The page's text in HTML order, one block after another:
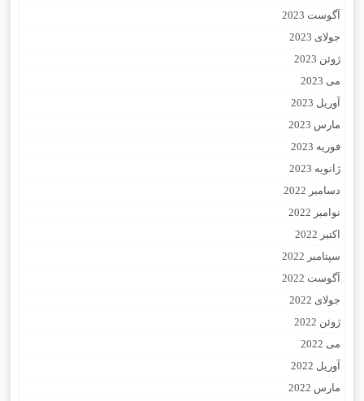
آگوست 2023
جولای 2023
ژوئن 2023
می 2023
آوریل 2023
مارس 2023
فوریه 2023
ژانویه 2023
دسامبر 2022
نوامبر 2022
اکتبر 2022
سپتامبر 2022
آگوست 2022
جولای 2022
ژوئن 2022
می 2022
آوریل 2022
مارس 2022